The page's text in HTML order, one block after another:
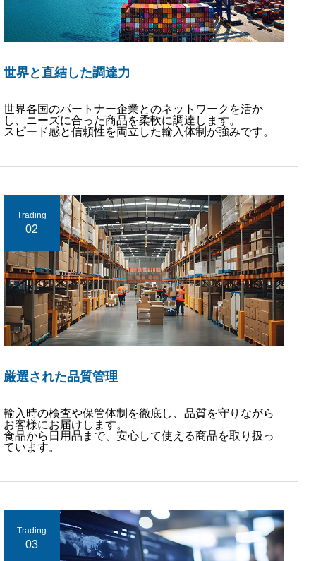
世界と直結した調達力
世界各国のパートナー企業とのネットワークを活か
し、ニーズに合った商品を柔軟に調達します。
スピード感と信頼性を両立した輸入体制が強みです。
Trading
02
厳選された品質管理
輸入時の検査や保管体制を徹底し、品質を守りながら
お客様にお届けします。
食品から日用品まで、安心して使える商品を取り扱っ
ています。
Trading
03